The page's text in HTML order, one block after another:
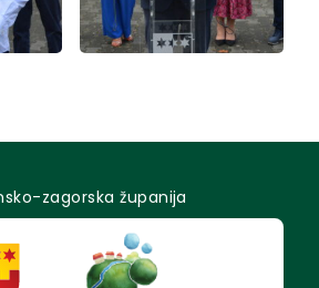
zagorska županija